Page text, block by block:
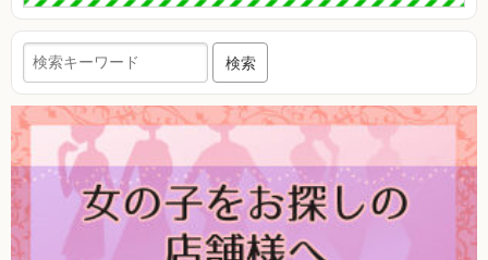
検索